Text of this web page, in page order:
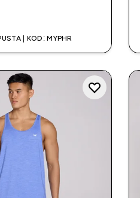
| KOD: MYPHR